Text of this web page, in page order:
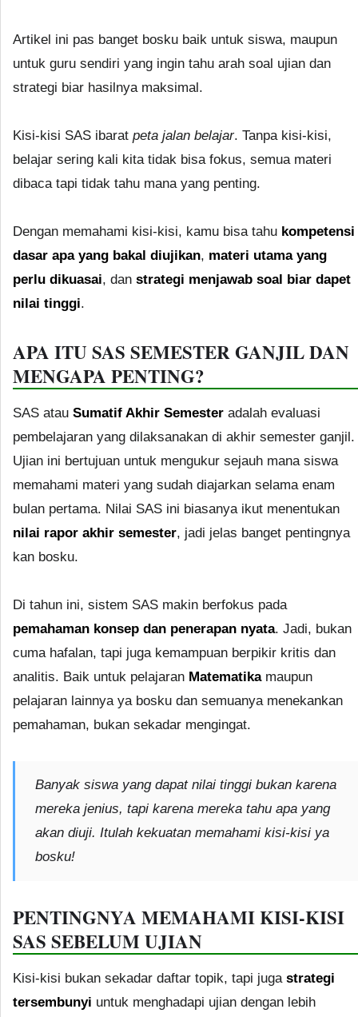
Artikel ini pas banget bosku baik untuk siswa, maupun
untuk guru sendiri yang ingin tahu arah soal ujian dan
strategi biar hasilnya maksimal.
Kisi-kisi SAS ibarat peta jalan belajar. Tanpa kisi-kisi,
belajar sering kali kita tidak bisa fokus, semua materi
dibaca tapi tidak tahu mana yang penting.
Dengan memahami kisi-kisi, kamu bisa tahu kompetensi
dasar apa yang bakal diujikan, materi utama yang
perlu dikuasai, dan strategi menjawab soal biar dapet
nilai tinggi.
APA ITU SAS SEMESTER GANJIL DAN
MENGAPA PENTING?
SAS atau Sumatif Akhir Semester adalah evaluasi
pembelajaran yang dilaksanakan di akhir semester ganjil.
Ujian ini bertujuan untuk mengukur sejauh mana siswa
memahami materi yang sudah diajarkan selama enam
bulan pertama. Nilai SAS ini biasanya ikut menentukan
nilai rapor akhir semester, jadi jelas banget pentingnya
kan bosku.
Di tahun ini, sistem SAS makin berfokus pada
pemahaman konsep dan penerapan nyata. Jadi, bukan
cuma hafalan, tapi juga kemampuan berpikir kritis dan
analitis. Baik untuk pelajaran Matematikamaupun
pelajaran lainnya ya bosku dan semuanya menekankan
pemahaman, bukan sekadar mengingat.
Banyak siswa yang dapat nilai tinggi bukan karena
mereka jenius, tapi karena mereka tahu apa yang
akan diuji. Itulah kekuatan memahami kisi-kisi ya
bosku!
PENTINGNYA MEMAHAMI KISI-KISI
SAS SEBELUM UJIAN
Kisi-kisi bukan sekadar daftar topik, tapi juga strategi
tersembunyi untuk menghadapi ujian dengan lebih